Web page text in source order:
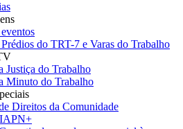
do TRT-7 e Varas do Trabalho
Justiça do Trabalho
Minuto do Trabalho
Direitos da Comunidade